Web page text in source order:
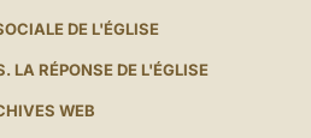
DE L'ÉGLISE
LA RÉPONSE DE L'ÉGLISE
WEB